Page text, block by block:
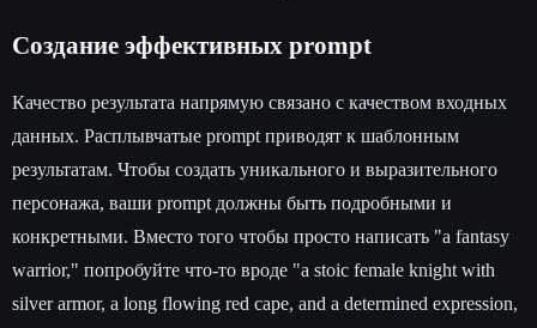
Создание эффективных prompt
Качество результата напрямую связано с качеством входных
данных. Расплывчатые prompt приводят к шаблонным
результатам. Чтобы создать уникального и выразительного
персонажа, ваши prompt должны быть подробными и
конкретными. Вместо того чтобы просто написать "a fantasy
warrior," попробуйте что-то вроде "a stoic female knight with
silver armor, a long flowing red cape, and a determined expression,